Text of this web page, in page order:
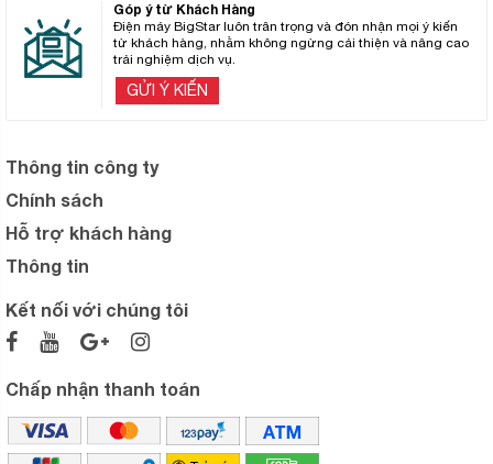
Góp ý từ Khách Hàng
Điện máy BigStar luôn trân trọng và đón nhận mọi ý kiến
từ khách hàng, nhằm không ngừng cải thiện và nâng cao
trải nghiệm dịch vụ.
GỬI Ý KIẾN
Thông tin công ty
Chính sách
Hỗ trợ khách hàng
Thông tin
Kết nối với chúng tôi
Chấp nhận thanh toán